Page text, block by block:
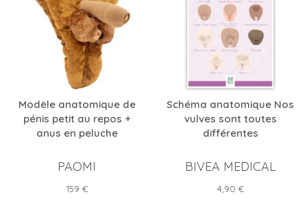
Modèle anatomique de
pénis petit au repos +
anus en peluche
PAOMI
Prix
159 €
Schéma anatomique Nos
vulves sont toutes
différentes
BIVEA MEDICAL
Prix
4,90 €